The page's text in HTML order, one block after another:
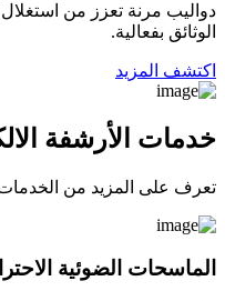
دواليب مرنة تعزز من
الوثائق بفعالية.
اكتشف المزيد
خدمات الأرشفة
تعرف على المزيد من
الماسحات الضوئية